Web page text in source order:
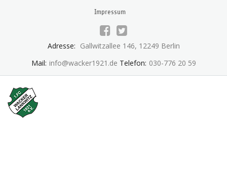
Impressum
Adresse: Gallwitzallee 146, 12249 Berlin
Mail: info@wacker1921.de Telefon: 030-776 20 59